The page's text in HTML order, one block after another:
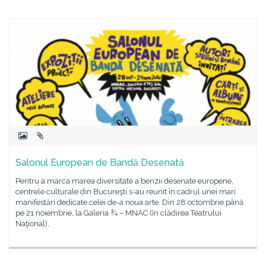
Salonul European de Bandă Desenată
Pentru a marca marea diversitate a benzii desenate europene,
centrele culturale din Bucureşti s-au reunit în cadrul unei mari
manifestări dedicate celei de-a noua arte. Din 28 octombrie până
pe 21 noiembrie, la Galeria ¾ – MNAC (în clădirea Teatrului
Naţional),